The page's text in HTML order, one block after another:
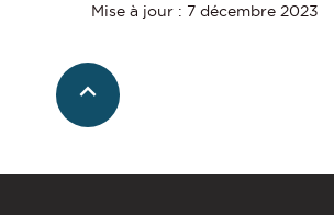
Mise à jour : 7 décembre 2023